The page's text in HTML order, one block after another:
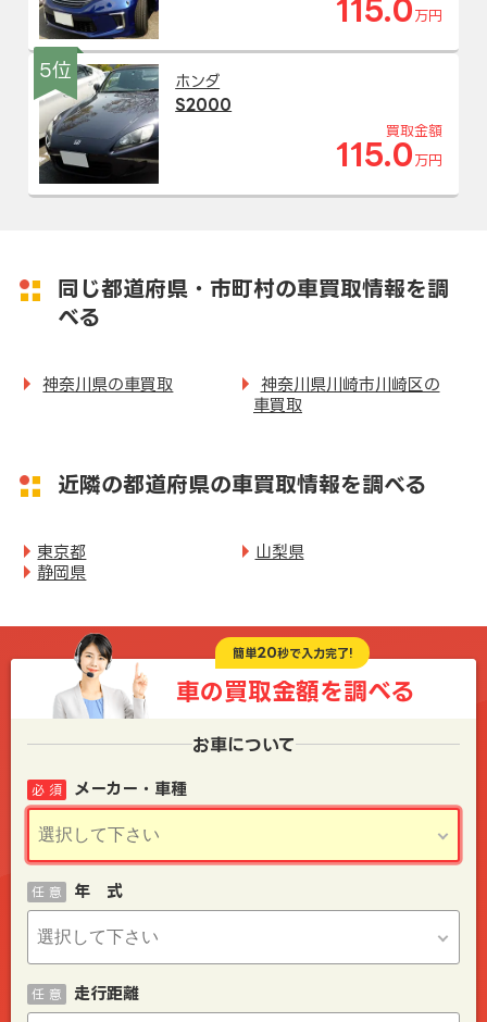
115.0 万円
5位
ホンダ
S2000
買取金額
115.0 万円
同じ都道府県・市町村の車買取情報を調
べる
神奈川県の車買取
神奈川県川崎市川崎区の
車買取
近隣の都道府県の車買取情報を調べる
東京都
山梨県
静岡県
簡単20秒で入力完了!
車の買取金額を調べる
お車について
メーカー・車種
必 須
年 式
任 意
走行距離
任 意